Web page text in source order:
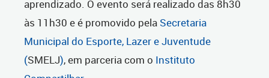
aprendizado. O evento será realizado das 8h30
às 11h30 e é promovido pela Secretaria
Municipal do Esporte, Lazer e Juventude
(SMELJ), em parceria com o Instituto